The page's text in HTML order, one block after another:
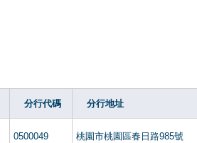
分行代碼 分行地址
0500049 桃園市桃園區春日路985號